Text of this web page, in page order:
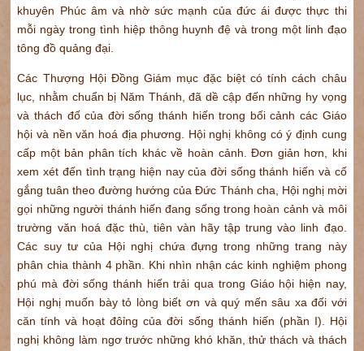
khuyên Phúc âm và nhờ sức mạnh của đức ái được thực thi
mỗi ngày trong tình hiệp thông huynh đệ và trong một linh đạo
tông đồ quảng đại.
Các Thượng Hội Đồng Giám mục đặc biệt có tính cách châu
lục, nhằm chuẩn bị Năm Thánh, đã dề cập đến những hy vọng
và thách đố của đời sống thánh hiến trong bối cảnh các Giáo
hội và nền văn hoá địa phương. Hội nghị không có ý định cung
cấp một bản phân tích khác về hoàn cảnh. Đơn giản hơn, khi
xem xét đến tình trạng hiện nay của đời sống thánh hiến và cố
gắng tuân theo đường hướng của Đức Thánh cha, Hội nghị mời
gọi những người thánh hiến đang sống trong hoàn cảnh và môi
trường văn hoá đặc thù, tiên vàn hãy tập trung vào linh đạo.
Các suy tư của Hội nghị chứa đựng trong những trang này
phân chia thành 4 phần. Khi nhìn nhận các kinh nghiệm phong
phú mà đời sống thánh hiến trải qua trong Giáo hội hiện nay,
Hội nghị muốn bày tỏ lòng biết ơn và quý mến sâu xa đối với
căn tính và hoạt đôỉng của đời sống thánh hiến (phần I). Hội
nghị không làm ngơ trước những khó khăn, thử thách và thách